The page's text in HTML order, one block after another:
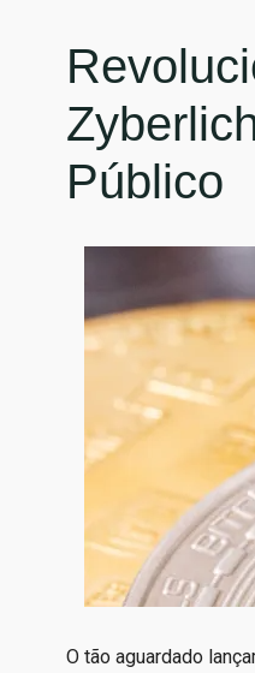
Público
O tão aguardado